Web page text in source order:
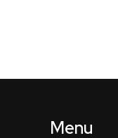
Menu